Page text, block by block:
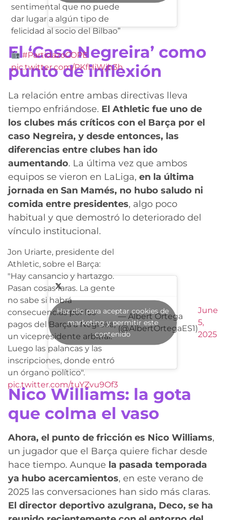
sentimental que no puede
dar lugar a algún tipo de
felicidad al socio del Bilbao”
#PartidazoCOPE
pic.twitter.com/PKfHiWjh3h
El ‘Caso Negreira’ como
punto de inflexión
La relación entre ambas directivas lleva
tiempo enfriándose. El Athletic fue uno de
los clubes más críticos con el Barça por el
caso Negreira, y desde entonces, las
diferencias entre clubes han ido
aumentando. La última vez que ambos
equipos se vieron en LaLiga, en la última
jornada en San Mamés, no hubo saludo ni
comida entre presidentes, algo poco
habitual y que demostró lo deteriorado del
vínculo institucional.
Jon Uriarte, presidente del
Athletic, sobre el Barça:
"Hay cansancio y hartazgo.
Pasan cosas raras. La gente
no sabe si habrá
consecuencias por los
pagos del Barça a Negreira,
un vicepresidente arbitral.
Luego las palancas y las
inscripciones, donde entró
un órgano político".
pic.twitter.com/tuYZvu9Of3
— Albert Ortega
(@AlbertOrtegaES1)
June
5,
2025
Haz clic para aceptar cookies de
marketing y permitir este
contenido
Nico Williams: la gota
que colma el vaso
Ahora, el punto de fricción es Nico Williams,
un jugador que el Barça quiere fichar desde
hace tiempo. Aunque la pasada temporada
ya hubo acercamientos, en este verano de
2025 las conversaciones han sido más claras.
El director deportivo azulgrana, Deco, se ha